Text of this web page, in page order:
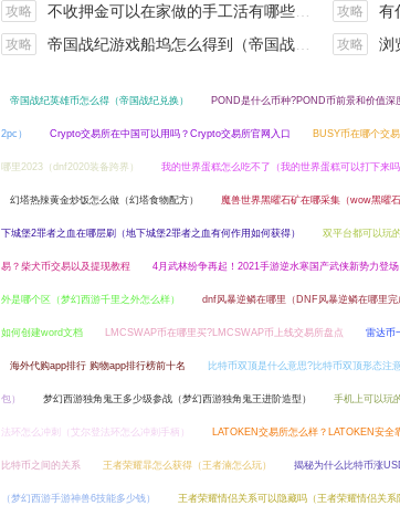
攻略 不收押金可以在家做的手工活有哪些？四个可以操作的小项目真是可靠 攻略 有
攻略 帝国战纪游戏船坞怎么得到（帝国战纪战役攻略） 攻略 浏
帝国战纪英雄币怎么得（帝国战纪兑换） POND是什么币种?POND币前景和价值深
2pc） Crypto交易所在中国可以用吗？Crypto交易所官网入口 BUSY币在哪个交
哪里2023（dnf2020装备跨界） 我的世界蛋糕怎么吃不了（我的世界蛋糕可以打下来吗
幻塔热辣黄金炒饭怎么做（幻塔食物配方） 魔兽世界黑曜石矿在哪采集（wow黑曜石
下城堡2罪者之血在哪层刷（地下城堡2罪者之血有何作用如何获得） 双平台都可以玩
易？柴犬币交易以及提现教程 4月武林纷争再起！2021手游逆水寒国产武侠新势力登场
外是哪个区（梦幻西游千里之外怎么样） dnf风暴逆鳞在哪里（DNF风暴逆鳞在哪里完
如何创建word文档 LMCSWAP币在哪里买?LMCSWAP币上线交易所盘点 雷达币
海外代购app排行 购物app排行榜前十名 比特币双顶是什么意思?比特币双顶形态注
包） 梦幻西游独角鬼王多少级参战（梦幻西游独角鬼王进阶造型） 手机上可以玩
法环怎么冲刺（艾尔登法环怎么冲刺手柄） LATOKEN交易所怎么样？LATOKEN安全
比特币之间的关系 王者荣耀暃怎么获得（王者湳怎么玩） 揭秘为什么比特币涨
（梦幻西游手游神兽6技能多少钱） 王者荣耀情侣关系可以隐藏吗（王者荣耀情侣关系